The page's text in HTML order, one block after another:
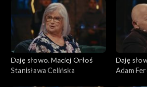
Daję słowo. Maciej Orłoś
Stanisława Celińska
Daję
Adam